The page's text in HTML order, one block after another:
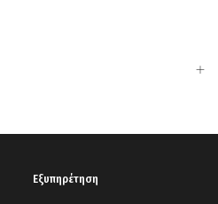
Εξυπηρέτηση